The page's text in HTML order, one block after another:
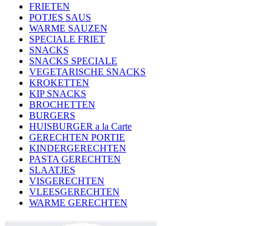
FRIETEN
POTJES SAUS
WARME SAUZEN
SPECIALE FRIET
SNACKS
SNACKS SPECIALE
VEGETARISCHE SNACKS
KROKETTEN
KIP SNACKS
BROCHETTEN
BURGERS
HUISBURGER a la Carte
GERECHTEN PORTIE
KINDERGERECHTEN
PASTA GERECHTEN
SLAATJES
VISGERECHTEN
VLEESGERECHTEN
WARME GERECHTEN